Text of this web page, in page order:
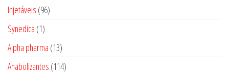
Injetáveis 9696
Synedica 11
produto
Alpha pharma 1313
produtos
Anabolizantes 114114